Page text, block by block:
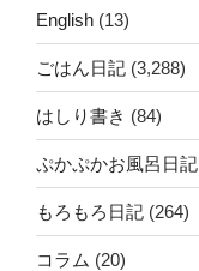
English (13)
ごはん日記 (3,288)
はしり書き (84)
ぷかぷかお風呂日記
もろもろ日記 (264)
コラム (20)